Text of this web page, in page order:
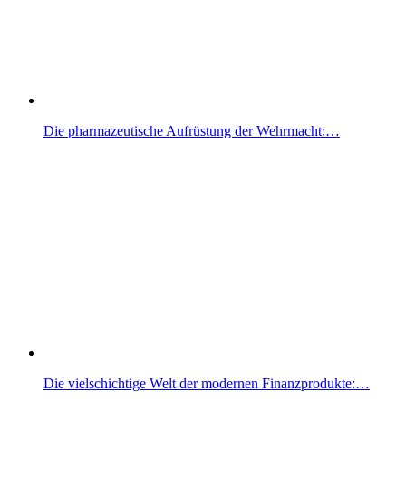
Die pharmazeutische Aufrüstung der Wehrmacht:…
Die vielschichtige Welt der modernen Finanzprodukte:…